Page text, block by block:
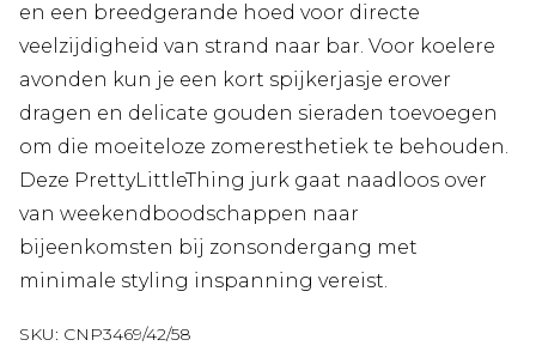
en een breedgerande hoed voor directe
veelzijdigheid van strand naar bar. Voor koelere
avonden kun je een kort spijkerjasje erover
dragen en delicate gouden sieraden toevoegen
om die moeiteloze zomeresthetiek te behouden.
Deze PrettyLittleThing jurk gaat naadloos over
van weekendboodschappen naar
bijeenkomsten bij zonsondergang met
minimale styling inspanning vereist.
SKU: CNP3469/42/58